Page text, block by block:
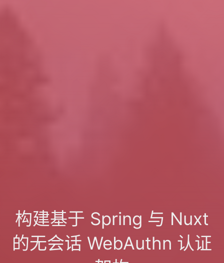
构建基于 Spring 与 Nuxt
的无会话 WebAuthn 认证